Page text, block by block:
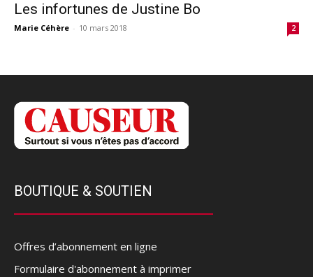
Les infortunes de Justine Bo
Marie Céhère - 10 mars 2018 2
BOUTIQUE & SOUTIEN
Offres d’abonnement en ligne
Formulaire d'abonnement à imprimer